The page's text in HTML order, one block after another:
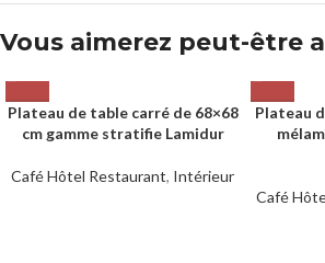
Vous aimerez peut-être
Plateau de table carré de 68×68
cm gamme stratifie Lamidur
Café Hôtel Restaurant, Intérieur
Plateau
Café